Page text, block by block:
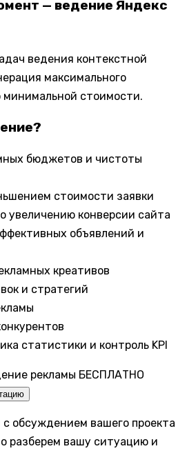
— ведение Яндекс
ведения контекстной
максимального
минимальной стоимости.
бюджетов и чистоты
стоимости заявки
увеличению конверсии сайта
объявлений и
креативов
и стратегий
статистики и контроль KPI
рекламы БЕСПЛАТНО
с обсуждением вашего проекта
разберем вашу ситуацию и